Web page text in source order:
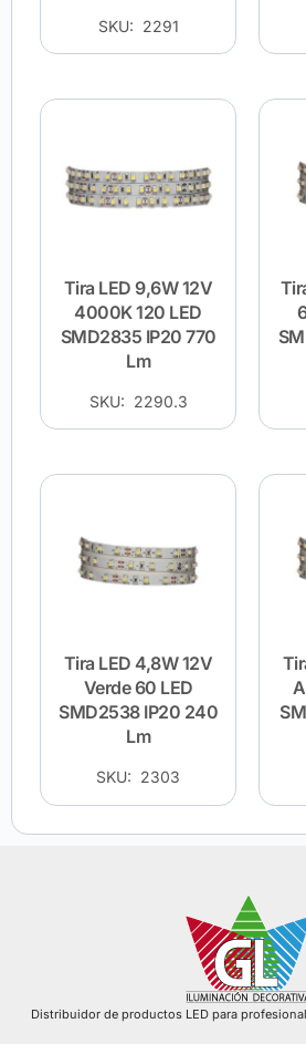
SKU: 2291
Tira LED 9,6W 12V
4000K 120 LED
SMD2835 IP20 770
Lm
SKU: 2290.3
Tira LED 4,8W 12V
Verde 60 LED
SMD2538 IP20 240
Lm
SKU: 2303
Distribuidor de productos LED para